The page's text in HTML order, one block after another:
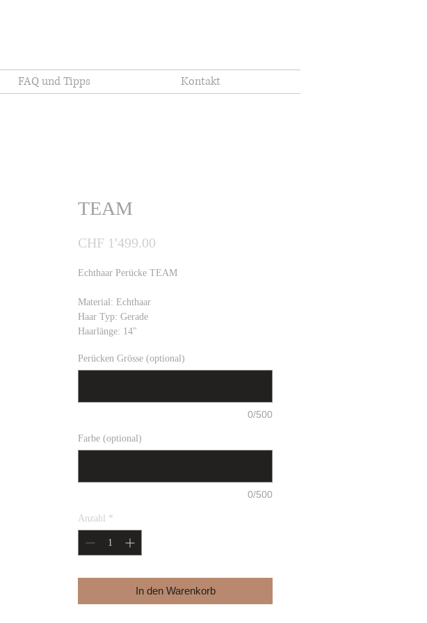
FAQ und Tipps Kontakt
TEAM
CHF 1'499.00
Echthaar Perücke TEAM
Material: Echthaar
Haar Typ: Gerade
Haarlänge: 14"
Perücken Grösse (optional)
0/500
Farbe (optional)
0/500
Anzahl *
In den Warenkorb